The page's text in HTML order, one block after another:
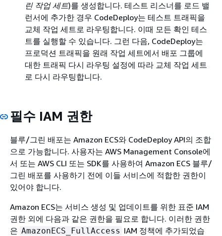
린 작업 세트)를 생성합니다. 테스트 리스너를 로드 밸
런서에 추가한 경우 CodeDeploy는 테스트 트래픽을
교체 작업 세트로 라우팅합니다. 이때 모든 확인 테스
트를 실행할 수 있습니다. 그런 다음, CodeDeploy는
프로덕션 트래픽을 원래 작업 세트에서 배포 그룹에
대한 트래픽 다시 라우팅 설정에 따라 교체 작업 세트
로 다시 라우팅합니다.
필수 IAM 권한
블루/그린 배포는 Amazon ECS와 CodeDeploy API의 조합
으로 가능합니다. 사용자는 AWS Management Console에
서 또는 AWS CLI 또는 SDK를 사용하여 Amazon ECS 블루/
그린 배포를 사용하기 전에 이들 서비스에 적합한 권한이
있어야 합니다.
Amazon ECS는 서비스 생성 및 업데이트를 위한 표준 IAM
권한 외에 다음과 같은 권한을 필요로 합니다. 이러한 권한
은 AmazonECS_FullAccess IAM 정책에 추가되었습